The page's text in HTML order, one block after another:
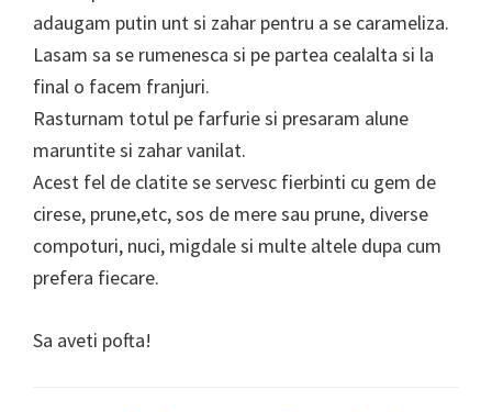
adaugam putin unt si zahar pentru a se carameliza.
Lasam sa se rumenesca si pe partea cealalta si la
final o facem franjuri.
Rasturnam totul pe farfurie si presaram alune
maruntite si zahar vanilat.
Acest fel de clatite se servesc fierbinti cu gem de
cirese, prune,etc, sos de mere sau prune, diverse
compoturi, nuci, migdale si multe altele dupa cum
prefera fiecare.
Sa aveti pofta!